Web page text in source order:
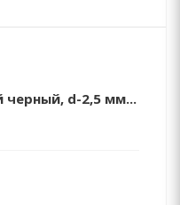
d-2,5 мм...